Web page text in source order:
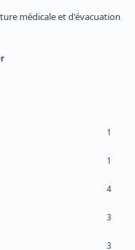
médicale et d'évacuation
1
1
4
3
3